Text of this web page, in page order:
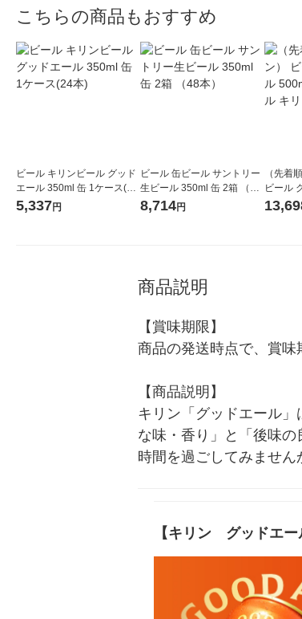
こちらの商品もおすすめ
ビール キリンビール グッド
エール 350ml 缶 1ケース(24
本)
5,337円
ビール 缶ビール サントリー
生ビール 350ml 缶 2箱 （48
本）
8,714円
（先着
ビール
缶 48本
商品説明
【賞味期限】
商品の発送時点で、賞味
【商品説明】
キリン「グッドエール
な味・香り」と「後味
時間を過ごしてみません
【キリン グッドエー